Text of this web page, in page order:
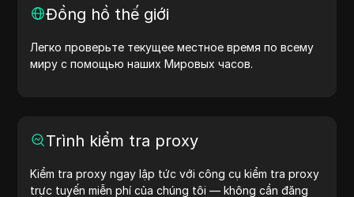
Đồng hồ thế giới
Легко проверьте текущее местное время по всему
миру с помощью наших Мировых часов.
Trình kiểm tra proxy
Kiểm tra proxy ngay lập tức với công cụ kiểm tra proxy
trực tuyến miễn phí của chúng tôi — không cần đăng